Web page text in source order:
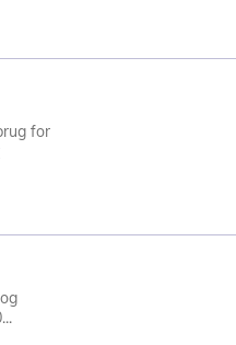
for